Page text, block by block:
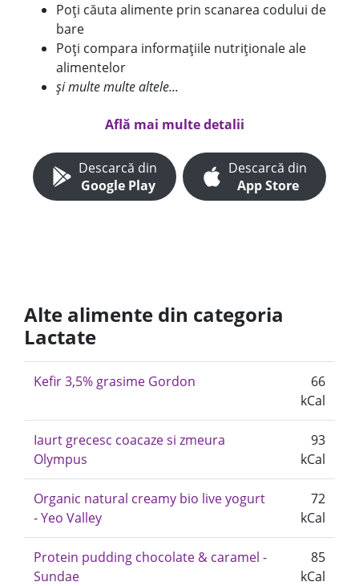
Poți căuta alimente prin scanarea codului de
bare
Poți compara informațiile nutriționale ale
alimentelor
și multe multe altele...
Află mai multe detalii
Descarcă din
Google Play
Descarcă din
App Store
Alte alimente din categoria
Lactate
Kefir 3,5% grasime Gordon
66
kCal
Iaurt grecesc coacaze si zmeura
Olympus
93
kCal
Organic natural creamy bio live yogurt
- Yeo Valley
72
kCal
Protein pudding chocolate & caramel -
Sundae
85
kCal